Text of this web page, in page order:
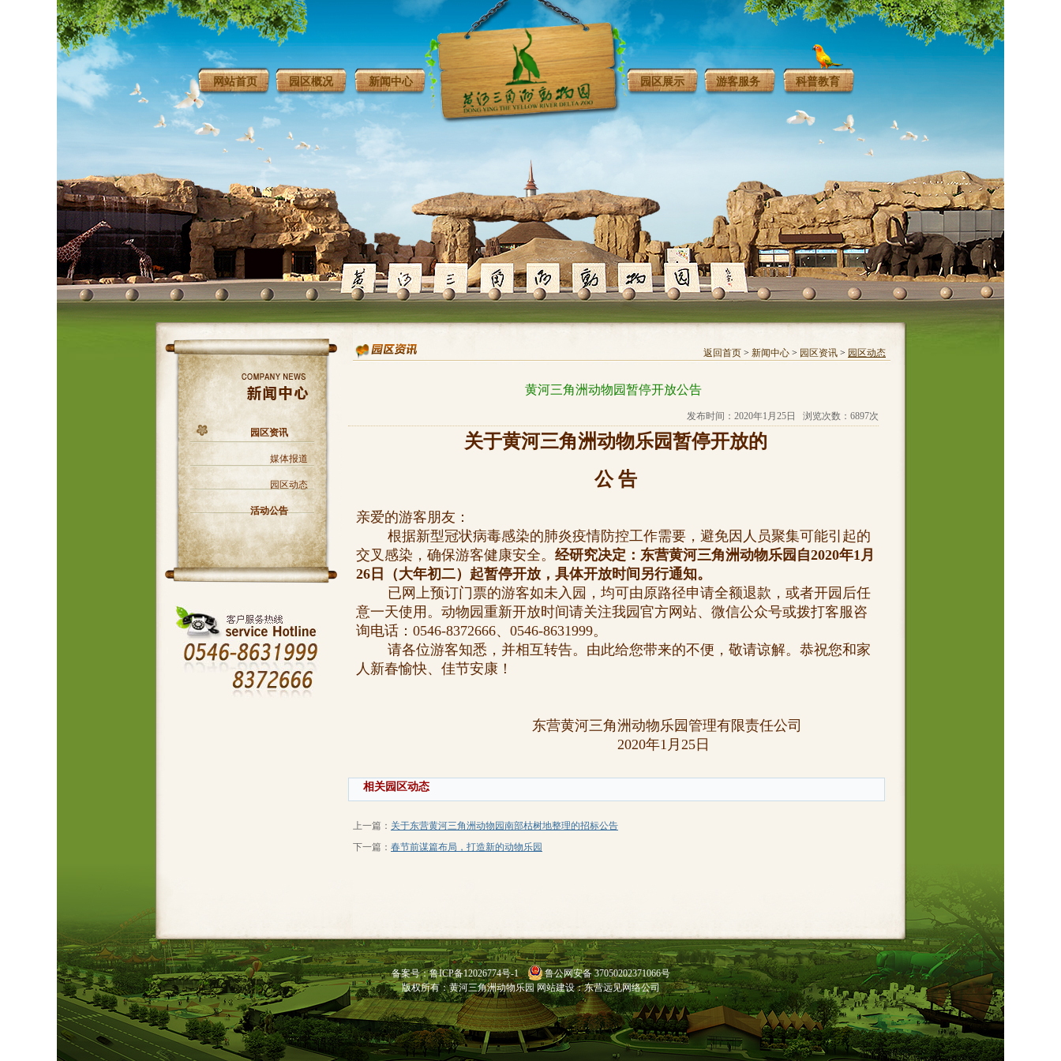
网站首页 园区概况 新闻中心 园区展示 游客服务 科普教育
园区资讯
媒体报道
园区动态
活动公告
返回首页 > 新闻中心 > 园区资讯 > 园区动态
黄河三角洲动物园暂停开放公告
发布时间：2020年1月25日 浏览次数：6897次
关于黄河三角洲动物乐园暂停开放的
公 告
亲爱的游客朋友：
根据新型冠状病毒感染的肺炎疫情防控工作需要，避免因人员聚集可能引起的
交叉感染，确保游客健康安全。 经研究决定：东营黄河三角洲动物乐园自2020年1月
26日（大年初二）起暂停开放，具体开放时间另行通知。
已网上预订门票的游客如未入园，均可由原路径申请全额退款，或者开园后任
意一天使用。动物园重新开放时间请关注我园官方网站、微信公众号或拨打客服咨
询电话：0546-8372666、0546-8631999。
请各位游客知悉，并相互转告。由此给您带来的不便，敬请谅解。恭祝您和家
人新春愉快、佳节安康！
东营黄河三角洲动物乐园管理有限责任公司
2020年1月25日
相关园区动态
上一篇： 关于东营黄河三角洲动物园南部枯树地整理的招标公告
下一篇： 春节前谋篇布局，打造新的动物乐园
备案号：鲁ICP备12026774号-1
鲁公网安备 37050202371066号
版权所有：黄河三角洲动物乐园 网站建设：东营远见网络公司